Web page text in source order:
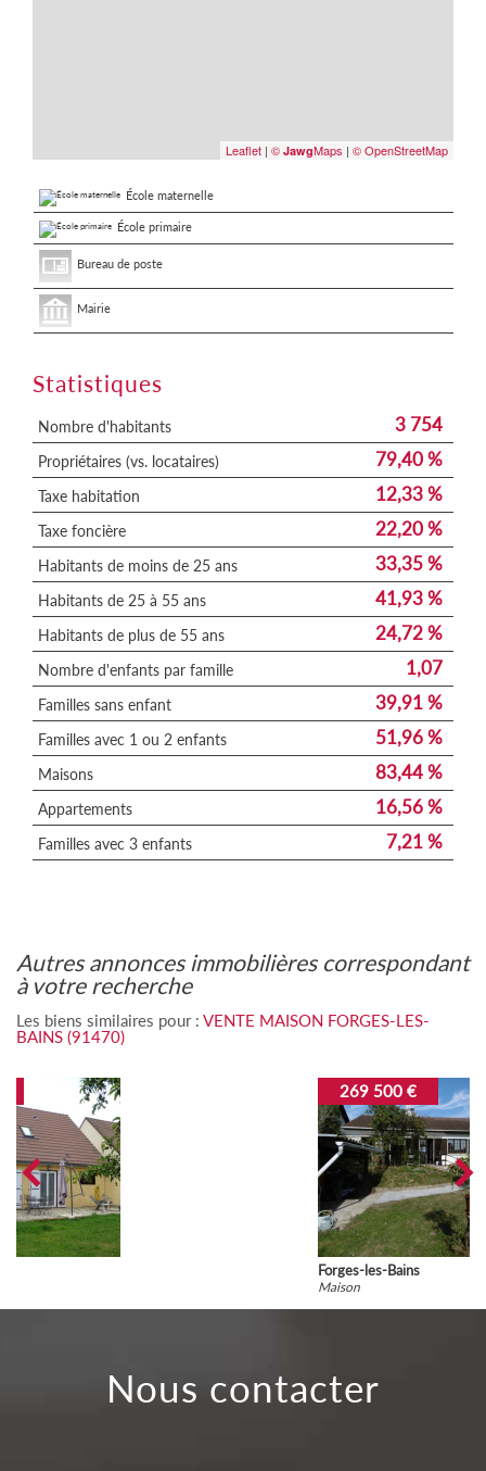
Leaflet | © JawgMaps | © OpenStreetMap
École maternelle
École primaire
Bureau de poste
Mairie
Statistiques
Nombre d'habitants 3 754
Propriétaires (vs. locataires) 79,40 %
Taxe habitation 12,33 %
Taxe foncière 22,20 %
Habitants de moins de 25 ans 33,35 %
Habitants de 25 à 55 ans 41,93 %
Habitants de plus de 55 ans 24,72 %
Nombre d'enfants par famille 1,07
Familles sans enfant 39,91 %
Familles avec 1 ou 2 enfants 51,96 %
Maisons 83,44 %
Appartements 16,56 %
Familles avec 3 enfants 7,21 %
autres annonces immobilières correspondant
à votre recherche
Les biens similaires pour : VENTE MAISON FORGES-LES-
BAINS (91470)
nous contacter